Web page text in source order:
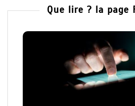
Que lire ? la page